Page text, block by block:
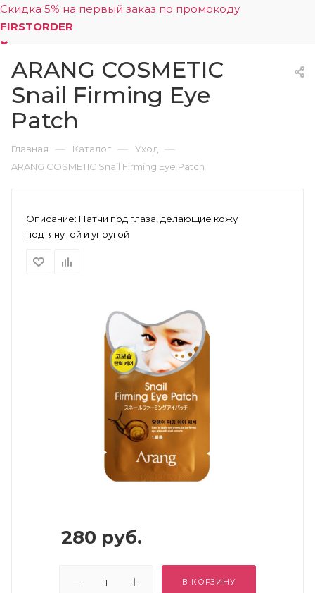
Скидка 5% на первый заказ по промокоду
FIRSTORDER
0
ARANG COSMETIC
Snail Firming Eye
Patch
Главная — Каталог — Уход —
ARANG COSMETIC Snail Firming Eye Patch
Описание: Патчи под глаза, делающие кожу
подтянутой и упругой
280 руб.
В КОРЗИНУ